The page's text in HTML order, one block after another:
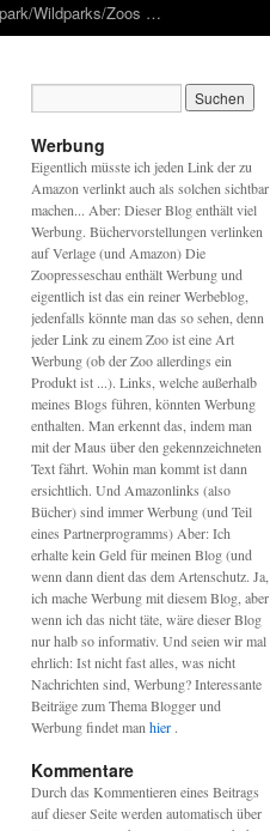
Wildparks/Zoos …
Werbung
Eigentlich müsste ich jeden Link der zu
Amazon verlinkt auch als solchen sichtbar
machen... Aber: Dieser Blog enthält viel
Werbung. Büchervorstellungen verlinken
auf Verlage (und Amazon) Die
Zoopresseschau enthält Werbung und
eigentlich ist das ein reiner Werbeblog,
jedenfalls könnte man das so sehen, denn
jeder Link zu einem Zoo ist eine Art
Werbung (ob der Zoo allerdings ein
Produkt ist ...). Links, welche außerhalb
meines Blogs führen, könnten Werbung
enthalten. Man erkennt das, indem man
mit der Maus über den gekennzeichneten
Text fährt. Wohin man kommt ist dann
ersichtlich. Und Amazonlinks (also
Bücher) sind immer Werbung (und Teil
eines Partnerprogramms) Aber: Ich
erhalte kein Geld für meinen Blog (und
wenn dann dient das dem Artenschutz. Ja,
ich mache Werbung mit diesem Blog, aber
wenn ich das nicht täte, wäre dieser Blog
nur halb so informativ. Und seien wir mal
ehrlich: Ist nicht fast alles, was nicht
Nachrichten sind, Werbung? Interessante
Beiträge zum Thema Blogger und
Werbung findet man hier .
Kommentare
Durch das Kommentieren eines Beitrags
auf dieser Seite werden automatisch über